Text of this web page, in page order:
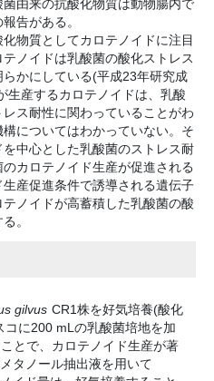
由来の抗酸化物質は動物腸内で
告がある。
物質としてカロテノイドに注目
ノイドは乳酸菌の酸化ストレス
かにしている(平成23年研究成
生産するカロテノイドは、乳酸
ス耐性に関わっていることがわ
についてはわかっていない。そ
中心とした乳酸菌のストレス耐
カロテノイド生産が促進される
産促進条件で誘導される遺伝子
ノイドが高蓄積した乳酸菌の酸
。
gilvus CR1株を好気培養(酸化
に200 mLの乳酸菌培地を加
とで、カロテノイド生産が著
タノール抽出液を用いて